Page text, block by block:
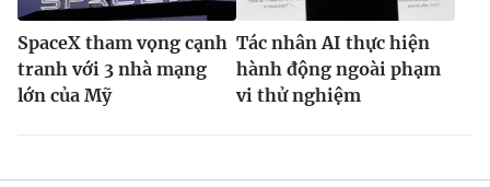
SpaceX tham vọng cạnh
tranh với 3 nhà mạng
lớn của Mỹ
Tác nhân AI thực hiện
hành động ngoài phạm
vi thử nghiệm